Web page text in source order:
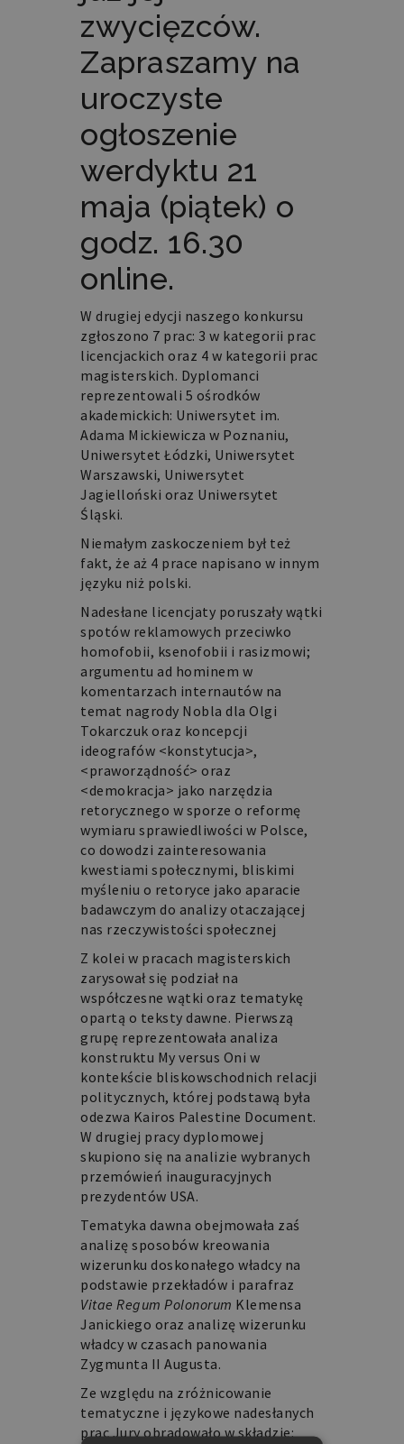
zwycięzców.
Zapraszamy na
uroczyste
ogłoszenie
werdyktu 21
maja (piątek) o
godz. 16.30
online.
W drugiej edycji naszego konkursu
zgłoszono 7 prac: 3 w kategorii prac
licencjackich oraz 4 w kategorii prac
magisterskich. Dyplomanci
reprezentowali 5 ośrodków
akademickich: Uniwersytet im.
Adama Mickiewicza w Poznaniu,
Uniwersytet Łódzki, Uniwersytet
Warszawski, Uniwersytet
Jagielloński oraz Uniwersytet
Śląski.
Niemałym zaskoczeniem był też
fakt, że aż 4 prace napisano w innym
języku niż polski.
Nadesłane licencjaty poruszały wątki
spotów reklamowych przeciwko
homofobii, ksenofobii i rasizmowi;
argumentu ad hominem w
komentarzach internautów na
temat nagrody Nobla dla Olgi
Tokarczuk oraz koncepcji
ideografów <konstytucja>,
<praworządność> oraz
<demokracja> jako narzędzia
retorycznego w sporze o reformę
wymiaru sprawiedliwości w Polsce,
co dowodzi zainteresowania
kwestiami społecznymi, bliskimi
myśleniu o retoryce jako aparacie
badawczym do analizy otaczającej
nas rzeczywistości społecznej
Z kolei w pracach magisterskich
zarysował się podział na
współczesne wątki oraz tematykę
opartą o teksty dawne. Pierwszą
grupę reprezentowała analiza
konstruktu My versus Oni w
kontekście bliskowschodnich relacji
politycznych, której podstawą była
odezwa Kairos Palestine Document.
W drugiej pracy dyplomowej
skupiono się na analizie wybranych
przemówień inauguracyjnych
prezydentów USA.
Tematyka dawna obejmowała zaś
analizę sposobów kreowania
wizerunku doskonałego władcy na
podstawie przekładów i parafraz
Vitae Regum Polonorum Klemensa
Janickiego oraz analizę wizerunku
władcy w czasach panowania
Zygmunta II Augusta.
Ze względu na zróżnicowanie
tematyczne i językowe nadesłanych
prac Jury obradowało w składzie: